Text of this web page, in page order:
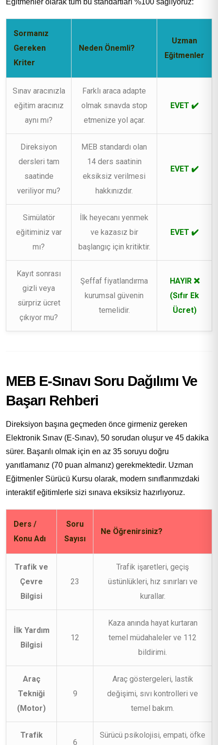
Eğitmenler olarak tüm bu standartları %100 sağlıyoruz:
Sormanız
Gereken
Kriter
Neden Önemli?
Uzman
Eğitmenler
Sınav aracınızla
eğitim aracınız
aynı mı?
Farklı araca adapte
olmak sınavda stop
etmenize yol açar.
EVET ✔️
Direksiyon
dersleri tam
saatinde
veriliyor mu?
MEB standardı olan
14 ders saatinin
eksiksiz verilmesi
hakkınızdır.
EVET ✔️
Simülatör
eğitiminiz var
mı?
İlk heyecanı yenmek
ve kazasız bir
başlangıç için kritiktir.
EVET ✔️
Kayıt sonrası
gizli veya
sürpriz ücret
çıkıyor mu?
Şeffaf fiyatlandırma
kurumsal güvenin
temelidir.
HAYIR ❌
(Sıfır Ek
Ücret)
MEB E-Sınavı Soru Dağılımı Ve
Başarı Rehberi
Direksiyon başına geçmeden önce girmeniz gereken
Elektronik Sınav (E-Sınav), 50 sorudan oluşur ve 45 dakika
sürer. Başarılı olmak için en az 35 soruyu doğru
yanıtlamanız (70 puan almanız) gerekmektedir. Uzman
Eğitmenler Sürücü Kursu olarak, modern sınıflarımızdaki
interaktif eğitimlerle sizi sınava eksiksiz hazırlıyoruz.
Ders /
Konu Adı
Soru
Sayısı
Ne Öğrenirsiniz?
Trafik ve
Çevre
Bilgisi
23
Trafik işaretleri, geçiş
üstünlükleri, hız sınırları ve
kurallar.
İlk Yardım
Bilgisi
12
Kaza anında hayat kurtaran
temel müdahaleler ve 112
bildirimi.
Araç
Tekniği
(Motor)
9
Araç göstergeleri, lastik
değişimi, sıvı kontrolleri ve
temel bakım.
Trafik
6
Sürücü psikolojisi, empati, öfke